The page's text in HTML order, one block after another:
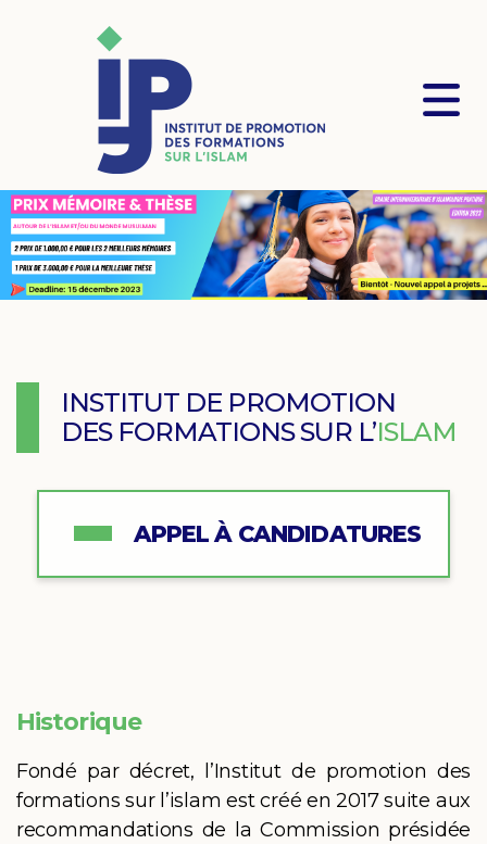
INSTITUT DE PROMOTION
DES FORMATIONS SUR L’ISLAM
APPEL À CANDIDATURES
Historique
Fondé par décret, l’Institut de promotion des
formations sur l’islam est créé en 2017 suite aux
recommandations de la Commission présidée